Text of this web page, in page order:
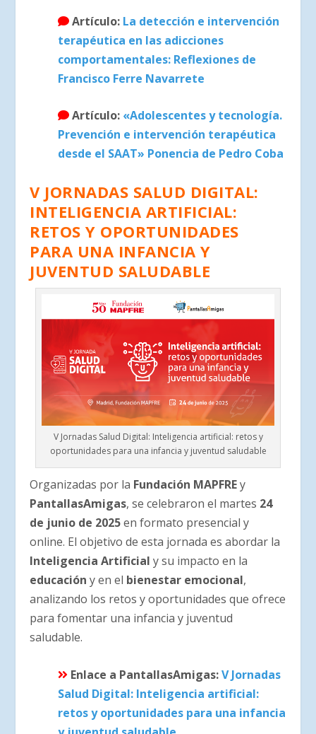
Artículo: La detección e intervención
terapéutica en las adicciones
comportamentales: Reflexiones de
Francisco Ferre Navarrete
Artículo: «Adolescentes y tecnología.
Prevención e intervención terapéutica
desde el SAAT» Ponencia de Pedro Coba
V JORNADAS SALUD DIGITAL:
INTELIGENCIA ARTIFICIAL:
RETOS Y OPORTUNIDADES
PARA UNA INFANCIA Y
JUVENTUD SALUDABLE
V Jornadas Salud Digital: Inteligencia artificial: retos y
oportunidades para una infancia y juventud saludable
Organizadas por la Fundación MAPFREy
PantallasAmigas, se celebraron el martes 24
de junio de 2025en formato presencial y
online. El objetivo de esta jornada es abordar la
Inteligencia Artificial y su impacto en la
educación y en el bienestar emocional,
analizando los retos y oportunidades que ofrece
para fomentar una infancia y juventud
saludable.
Enlace a PantallasAmigas:V Jornadas
Salud Digital: Inteligencia artificial:
retos y oportunidades para una infancia